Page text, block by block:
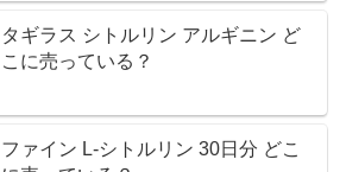
タギラス シトルリン アルギニン ど
こに売っている？
ファイン L-シトルリン 30日分 どこ